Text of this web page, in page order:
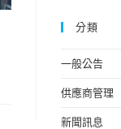
分類
一般公告
供應商管理
新聞訊息